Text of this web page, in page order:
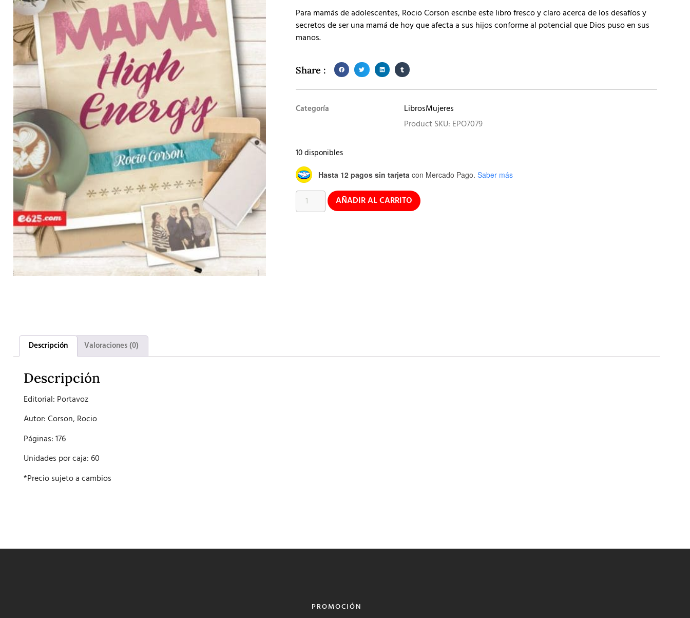
Para mamás de adolescentes, Rocio Corson escribe este libro fresco y claro acerca de los desafíos y
secretos de ser una mamá de hoy que afecta a sus hijos conforme al potencial que Dios puso en sus
manos.
Share :
Categoría LibrosMujeres
Product SKU: EPO7079
10 disponibles
Hasta 12 pagos sin tarjeta con Mercado Pago. Saber más
AÑADIR AL CARRITO
Descripción Valoraciones (0)
Descripción
Editorial: Portavoz
Autor: Corson, Rocio
Páginas: 176
Unidades por caja: 60
*Precio sujeto a cambios
PROMOCIÓN